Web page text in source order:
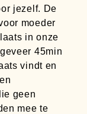
jezelf. De
moeder
in onze
45min
vindt en
geen
mee te